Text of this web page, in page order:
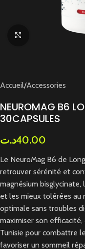
Cliquez pour
Accueil/Accessories
NEUROMAG B6
30CAPSULES
40.00د.ت
Le NeuroMag B6 de
retrouver sérénité et
magnésium bisglycinate,
et les mieux tolérées au
optimale sans troubles
maximiser son
Tunisie pour combattre
favoriser un sommeil